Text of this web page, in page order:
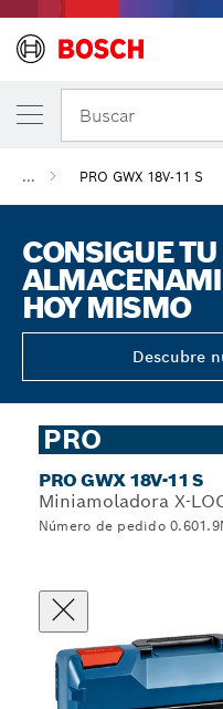
Buscar
... PRO GWX 18V-11 S
CONSIGUE
HOY MISMO
Descubre
PRO
PRO GWX 18V-11 S
Miniamoladora X-
Número de pedido